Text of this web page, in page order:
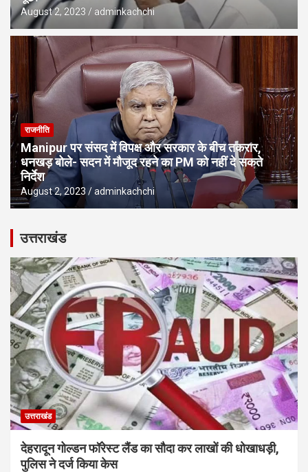
August 2, 2023 adminkachchi
राजनीति
Manipur पर संसद में विपक्ष और सरकार के बीच तकरार,
धनखड़ बोले- सदन में मौजूद रहने का PM को नहीं दे सकते
निर्देश
August 2, 2023 adminkachchi
उत्तराखंड
उत्तराखंड
देहरादून गोल्डन फॉरेस्ट लैंड का सौदा कर लाखों की धोखाधड़ी,
पुलिस ने दर्ज किया केस